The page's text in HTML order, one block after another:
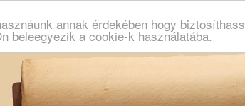
annak érdekében hogy
beleegyezik a cookie-k használatába.